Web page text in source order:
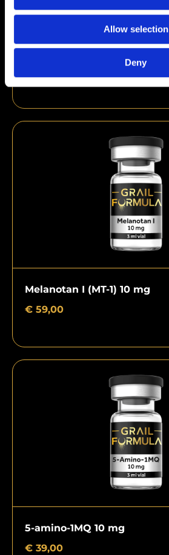
Allow selection
Deny
PT-141 10 mg
Melanotan I (MT-1) 10 mg
€ 59,00
5-amino-1MQ 10 mg
€ 39,00